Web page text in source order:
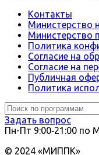
Контакты
Министерство
Министерство
Политика
Согласие на
Согласие на
Публичная
Политика
Задать вопрос
Пн-Пт 9:00‑21:00 по
© 2024 «МИППК»